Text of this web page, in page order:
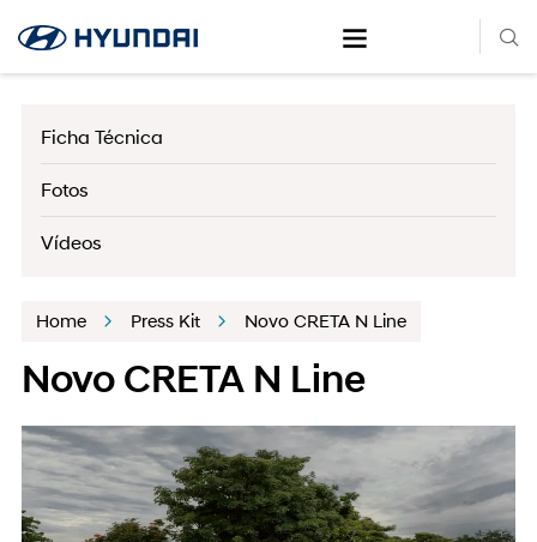
Home Press Kit Novo CRETA N Line
Novo CRETA N Line
Ficha Técnica
Fotos
Vídeos